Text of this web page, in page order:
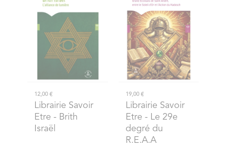
12,00 €
Librairie Savoir
Etre - Brith
Israël
19,00 €
Librairie Savoir
Etre - Le 29e
degré du
R.E.A.A